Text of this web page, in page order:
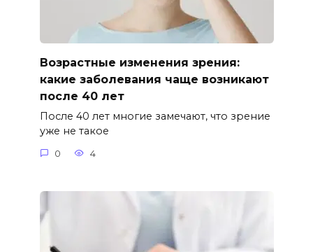
Возрастные изменения зрения:
какие заболевания чаще возникают
после 40 лет
После 40 лет многие замечают, что зрение
уже не такое
0 4